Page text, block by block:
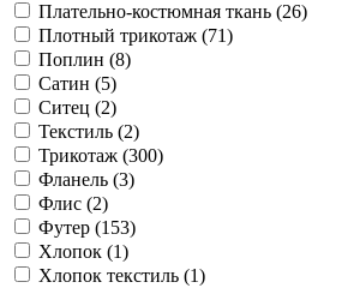
Плательно-костюмная ткань (26)
Плотный трикотаж (71)
Поплин (8)
Сатин (5)
Ситец (2)
Текстиль (2)
Трикотаж (300)
Фланель (3)
Флис (2)
Футер (153)
Хлопок (1)
Хлопок текстиль (1)